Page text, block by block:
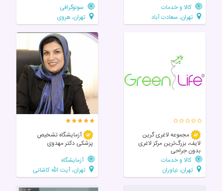
کالا و خدمات
تهران، سعادت آباد
سونوگرافی
تهران، هروی
مجموعه لاغری گرین
لایف، بزرگ‌ترین مرکز لاغری
بدون جراحی
کالا و خدمات
تهران، نیاوران
آزمایشگاه تشخیص
پزشکی دکتر مهدوی
آزمایشگاه
تهران، آیت الله کاشانی